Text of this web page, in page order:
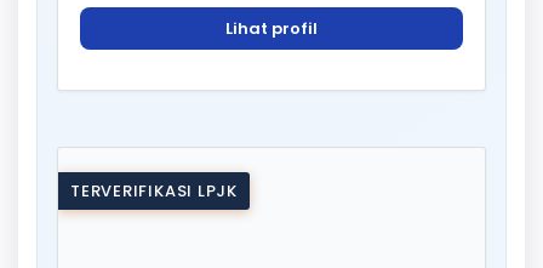
Lihat profil
TERVERIFIKASI LPJK